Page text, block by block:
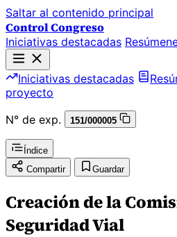
Saltar al contenido principal
Control Congreso
Iniciativas destacadas
Iniciativas destacadas
proyecto
N° de exp.
151/000005
Índice
Compartir
Guardar
Creación de la
Seguridad Vial